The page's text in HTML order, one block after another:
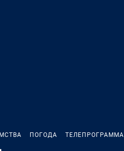
ПОГОДА ТЕЛЕПРОГРАММА